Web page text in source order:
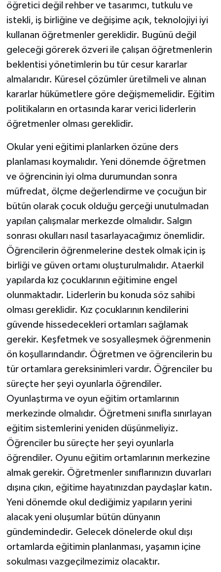
öğretici değil rehber ve tasarımcı, tutkulu ve
istekli, iş birliğine ve değişime açık, teknolojiyi iyi
kullanan öğretmenler gereklidir. Bugünü değil
geleceği görerek özveri ile çalışan öğretmenlerin
beklentisi yönetimlerin bu tür cesur kararlar
almalarıdır. Küresel çözümler üretilmeli ve alınan
kararlar hükümetlere göre değişmemelidir. Eğitim
politikaların en ortasında karar verici liderlerin
öğretmenler olması gereklidir.
Okular yeni eğitimi planlarken özüne ders
planlaması koymalıdır. Yeni dönemde öğretmen
ve öğrencinin iyi olma durumundan sonra
müfredat, ölçme değerlendirme ve çocuğun bir
bütün olarak çocuk olduğu gerçeği unutulmadan
yapılan çalışmalar merkezde olmalıdır. Salgın
sonrası okulları nasıl tasarlayacağımız önemlidir.
Öğrencilerin öğrenmelerine destek olmak için iş
birliği ve güven ortamı oluşturulmalıdır. Ataerkil
yapılarda kız çocuklarının eğitimine engel
olunmaktadır. Liderlerin bu konuda söz sahibi
olması gereklidir. Kız çocuklarının kendilerini
güvende hissedecekleri ortamları sağlamak
gerekir. Keşfetmek ve sosyalleşmek öğrenmenin
ön koşullarındandır. Öğretmen ve öğrencilerin bu
tür ortamlara gereksinimleri vardır. Öğrenciler bu
süreçte her şeyi oyunlarla öğrendiler.
Oyunlaştırma ve oyun eğitim ortamlarının
merkezinde olmalıdır. Öğretmeni sınıfla sınırlayan
eğitim sistemlerini yeniden düşünmeliyiz.
Öğrenciler bu süreçte her şeyi oyunlarla
öğrendiler. Oyunu eğitim ortamlarının merkezine
almak gerekir. Öğretmenler sınıflarınızın duvarları
dışına çıkın, eğitime hayatınızdan paydaşlar katın.
Yeni dönemde okul dediğimiz yapıların yerini
alacak yeni oluşumlar bütün dünyanın
gündemindedir. Gelecek dönelerde okul dışı
ortamlarda eğitimin planlanması, yaşamın içine
sokulması vazgeçilmezimiz olacaktır.